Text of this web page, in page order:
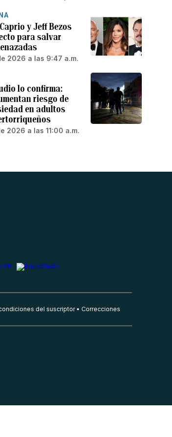
y Jeff Bezos
para salvar
2026 a las 9:47 a.m.
lo confirma:
riesgo de
en adultos
2026 a las 11:00 a.m.
del suscriptor Correcciones